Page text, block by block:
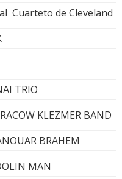
Cuarteto de Cleveland
TRIO
KLEZMER BAND
BRAHEM
MAN